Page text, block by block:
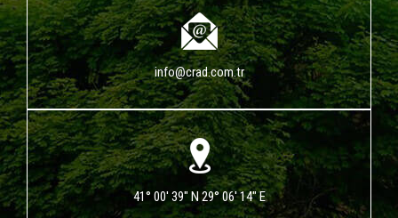
info@crad.com.tr
41° 00' 39" N 29° 06' 14" E